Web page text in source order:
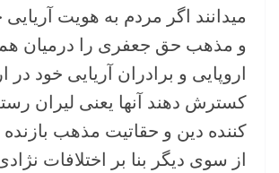
میدانند اگر مردم به هویت آریایی
و مذهب حق جعفری را درمیان
اروپایی و برادران آریایی خود در
کسترش دهند آنها یعنی لیران
کننده دین و حقاتیت مذهب بازنده
از سوی دیگر بنا بر اختلافات